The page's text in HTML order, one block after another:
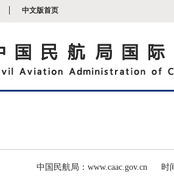
中文版首页
中国民航局：www.caac.gov.cn 时